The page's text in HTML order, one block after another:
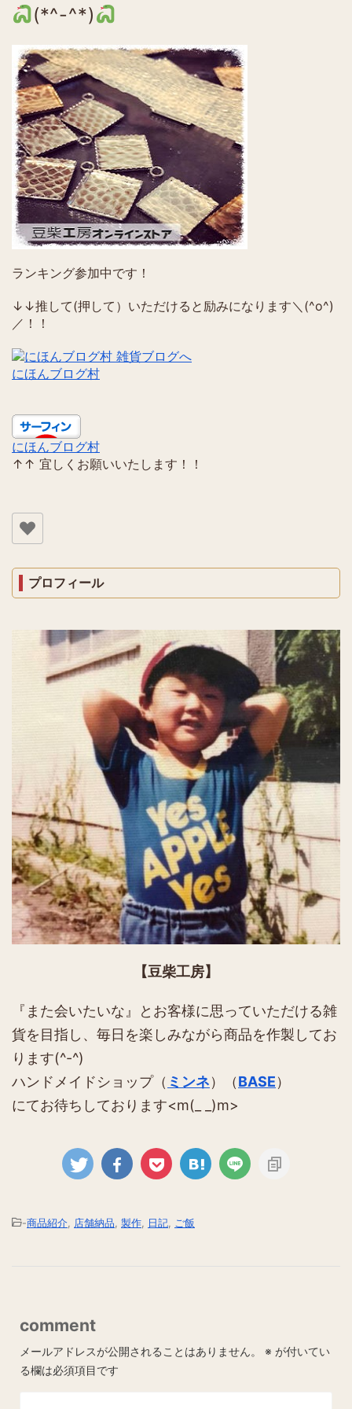
(*^-^*)
ランキング参加中です！
↓↓推して(押して）いただけると励みになります＼(^o^)
／！！
にほんブログ村
にほんブログ村
↑↑ 宜しくお願いいたします！！
プロフィール
【豆柴工房】
『また会いたいな』とお客様に思っていただける雑
貨を目指し、毎日を楽しみながら商品を作製してお
ります(^-^)
ハンドメイドショップ（ ミンネ）（BASE）
にてお待ちしております<m(_ _)m>
-商品紹介 店舗納品 製作 日記 ご飯
comment
メールアドレスが公開されることはありません。 ※ が付いてい
る欄は必須項目です